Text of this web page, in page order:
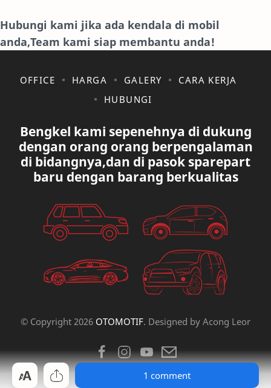
1 comment
INTERNET ISUZU
JAGUAR. KAKI-KAKI
KIA KONSULTASI
MAZDA MERCEDES BANZ
MITSUBISHI MUSIK
PAUGEOT PETA
PORUM
PROTON RANGE ROVER
RECK STERING REK ELETRICK
SCOKBEKER
SPOORING SUBARU
Hubungi kami jika ada kendala di mobil
anda,Team kami siap membantu anda!
OFFICE HARGA GALERY
CARA KERJA
HUBUNGI
Bengkel kami sepenehnya di dukung
dengan orang orang berpengalaman
di bidangnya,dan di pasok sparepart
baru dengan barang berkualitas
© Copyright 2026 OTOMOTIF. Designed by Acong Leor